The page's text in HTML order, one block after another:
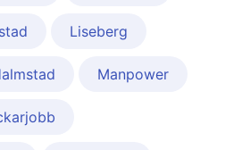
Liseberg
Manpower